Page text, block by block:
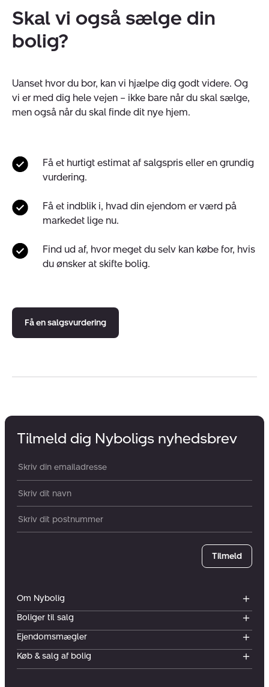
Skal vi også sælge din
bolig?
Uanset hvor du bor, kan vi hjælpe dig godt videre. Og
vi er med dig hele vejen – ikke bare når du skal sælge,
men også når du skal finde dit nye hjem.
Få et hurtigt estimat af salgspris eller en grundig
vurdering.
Få et indblik i, hvad din ejendom er værd på
markedet lige nu.
Find ud af, hvor meget du selv kan købe for, hvis
du ønsker at skifte bolig.
Få en salgsvurdering
Om Nybolig
Boliger til salg
Ejendomsmægler
Køb & salg af bolig
Tilmeld dig Nyboligs nyhedsbrev
Din email:
Dit navn:
Postnummer
Tilmeld